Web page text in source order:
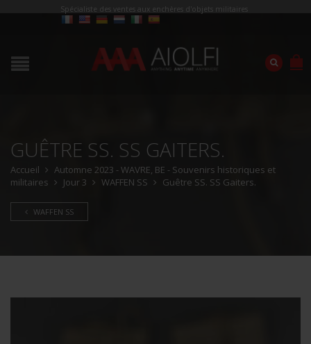
Spécialiste des ventes aux enchères d'objets militaires
GUÊTRE SS. SS GAITERS.
Accueil
Automne 2023 - WAVRE, BE - Souvenirs historiques et
militaires
Jour 3 WAFFEN SS Guêtre SS. SS Gaiters.
WAFFEN SS